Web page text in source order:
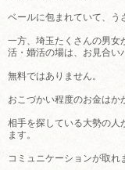
ベールに包まれていて、う
一方、埼玉たくさんの男女
活・婚活の場は、お見合い
無料ではありません。
おこづかい程度のお金はか
相手を探している大勢の人
ます。
コミュニケーションが取れ